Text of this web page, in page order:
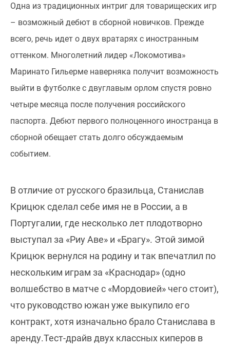
Одна из традиционных интриг для товарищеских игр
– возможный дебют в сборной новичков. Прежде
всего, речь идет о двух вратарях с иностранным
оттенком. Многолетний лидер «Локомотива»
Маринато Гильерме наверняка получит возможность
выйти в футболке с двуглавым орлом спустя ровно
четыре месяца после получения российского
паспорта. Дебют первого полноценного иностранца в
сборной обещает стать долго обсуждаемым
событием.
В отличие от русского бразильца, Станислав
Крицюк сделал себе имя не в России, а в
Португалии, где несколько лет плодотворно
выступал за «Риу Аве» и «Брагу». Этой зимой
Крицюк вернулся на родину и так впечатлил по
нескольким играм за «Краснодар» (одно
волшебство в матче с «Мордовией» чего стоит),
что руководство южан уже выкупило его
контракт, хотя изначально брало Станислава в
аренду.Тест-драйв двух классных киперов в